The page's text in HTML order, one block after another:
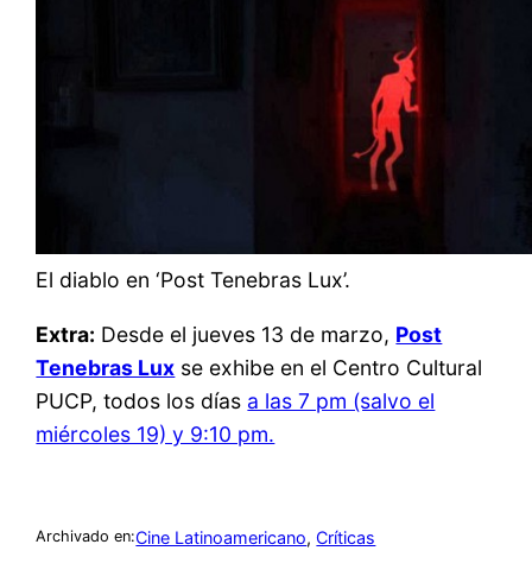
El diablo en ‘Post Tenebras Lux’.
Extra: Desde el jueves 13 de marzo, Post
Tenebras Lux se exhibe en el Centro Cultural
PUCP, todos los días a las 7 pm (salvo el
miércoles 19) y 9:10 pm.
Archivado en:Cine Latinoamericano, Críticas